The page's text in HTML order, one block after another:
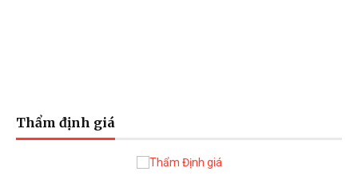
Thẩm định giá